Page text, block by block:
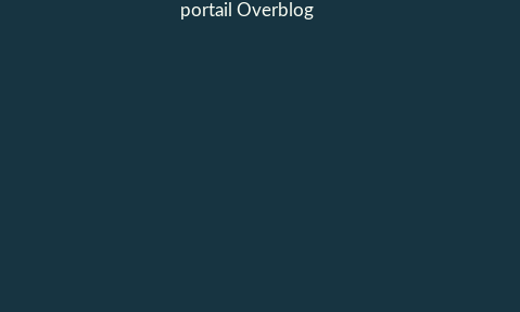
portail Overblog